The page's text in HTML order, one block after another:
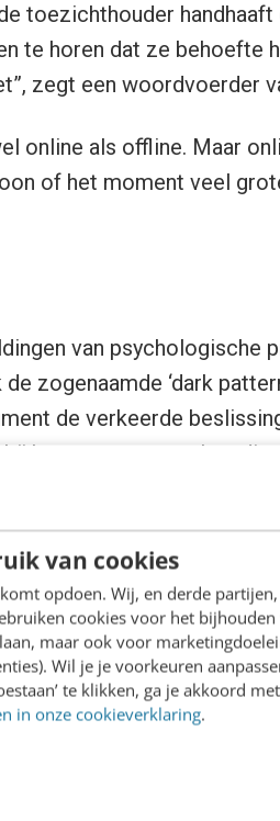
van cookies
opdoen. Wij, en derde
cookies voor het bijhouden
maar ook voor
Wil je je voorkeuren
te klikken, ga je akkoord
in onze cookieverklaring.
toezichthouder handhaaft
te horen dat ze behoefte
zegt een woordvoerder
online als offline. Maar
of het moment veel
van psychologische
zogenaamde ‘dark
de verkeerde
het openen van m’n radio